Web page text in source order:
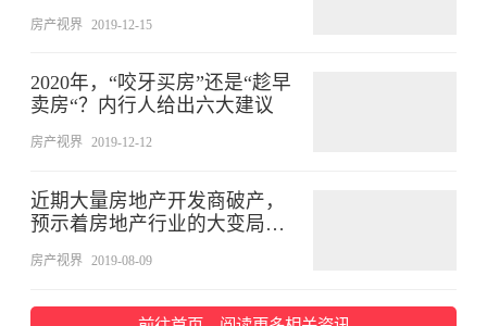
房产视界 2019-12-15
2020年，“咬牙买房”还是“趁早
卖房“？内行人给出六大建议
房产视界 2019-12-12
近期大量房地产开发商破产，
预示着房地产行业的大变局来
房产视界 2019-08-09